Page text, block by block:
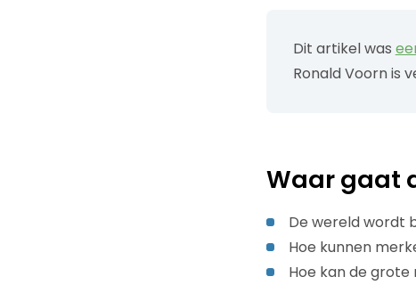
Dit artikel was
Ronald Voorn is
Waar gaat
De wereld wordt
Hoe kunnen
Hoe kan de grote